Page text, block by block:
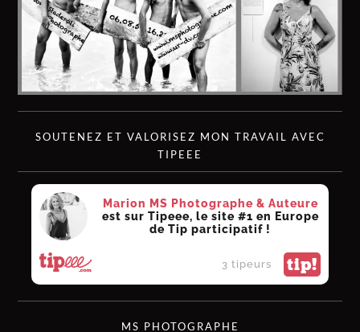
SOUTENEZ ET VALORISEZ MON TRAVAIL AVEC
TIPEEE
Marion MS Photographe & Auteure
est sur Tipeee, le site #1 en Europe
de Tip participatif !
3 tipeurs tip!
MS PHOTOGRAPHE